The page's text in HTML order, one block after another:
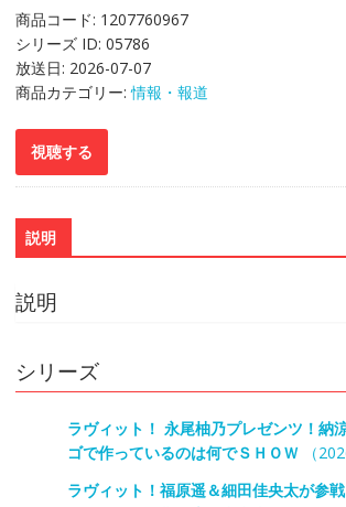
商品コード: 1207760967
シリーズ ID: 05786
放送日: 2026-07-07
商品カテゴリー:情報・報道
説明
説明
シリーズ
ラヴィット！ 永尾柚乃プレゼンツ！納
ゴで作っているのは何でＳＨＯＷ （
ラヴィット！福原遥＆細田佳央太が参